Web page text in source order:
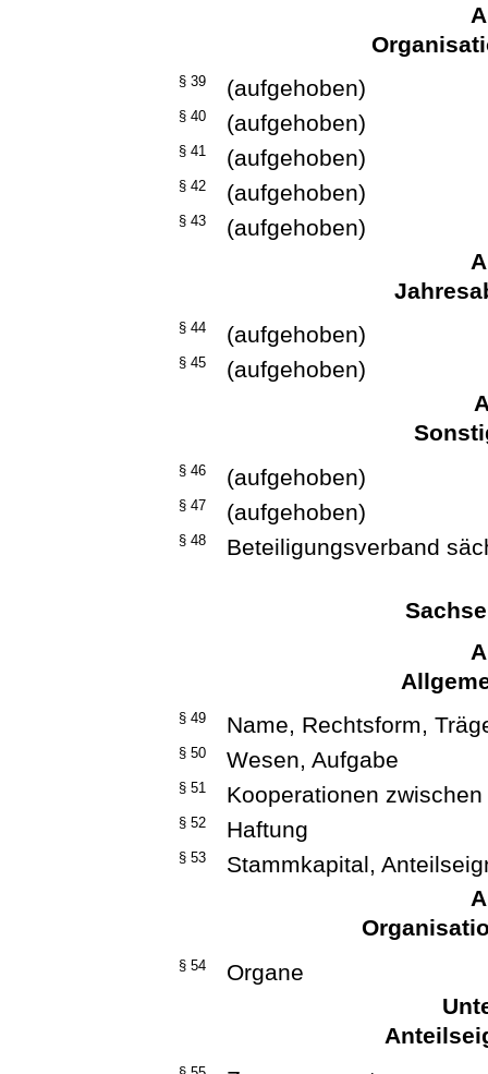
§ 39 (aufgehoben)
§ 40 (aufgehoben)
§ 41 (aufgehoben)
§ 42 (aufgehoben)
§ 43
(aufgehoben)
§ 44 (aufgehoben)
§ 45
(aufgehoben)
§ 46 (aufgehoben)
§ 47 (aufgehoben)
§ 48 Beteiligungsverband
§ 49 Name, Rechtsform,
§ 50 Wesen, Aufgabe
§ 51 Kooperationen
§ 52 Haftung
§ 53
Stammkapital,
§ 54
Organe